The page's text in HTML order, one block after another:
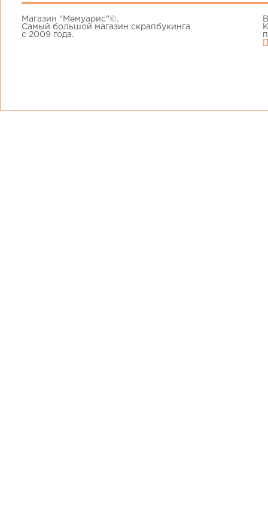
Магазин "Мемуарис"©.
Самый большой магазин скрапбукинга
с 2009 года.